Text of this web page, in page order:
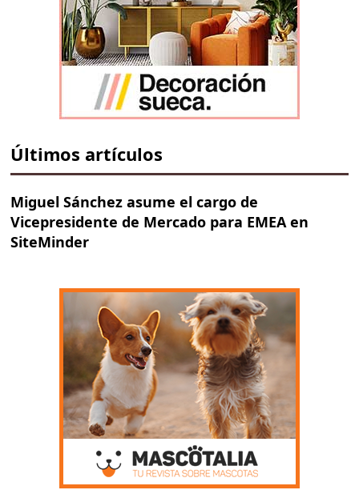
Últimos artículos
Miguel Sánchez asume el cargo de
Vicepresidente de Mercado para EMEA en
SiteMinder